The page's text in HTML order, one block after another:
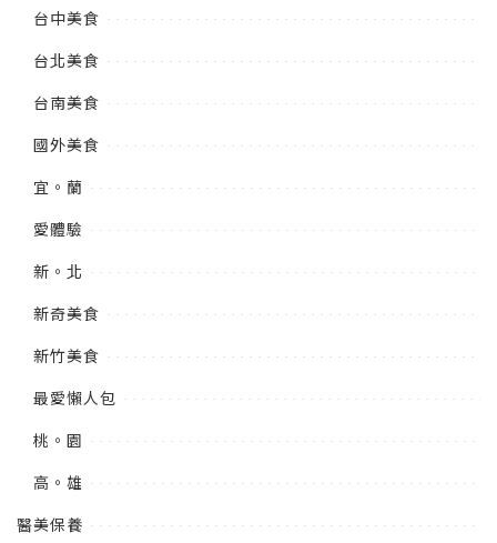
台中美食
台北美食
台南美食
國外美食
宜。蘭
愛體驗
新。北
新奇美食
新竹美食
最愛懶人包
桃。園
高。雄
醫美保養